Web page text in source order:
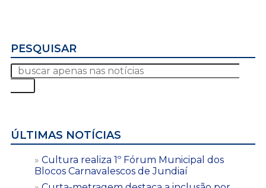
PESQUISAR
ÚLTIMAS NOTÍCIAS
Cultura realiza 1º Fórum Municipal dos
Blocos Carnavalescos de Jundiaí